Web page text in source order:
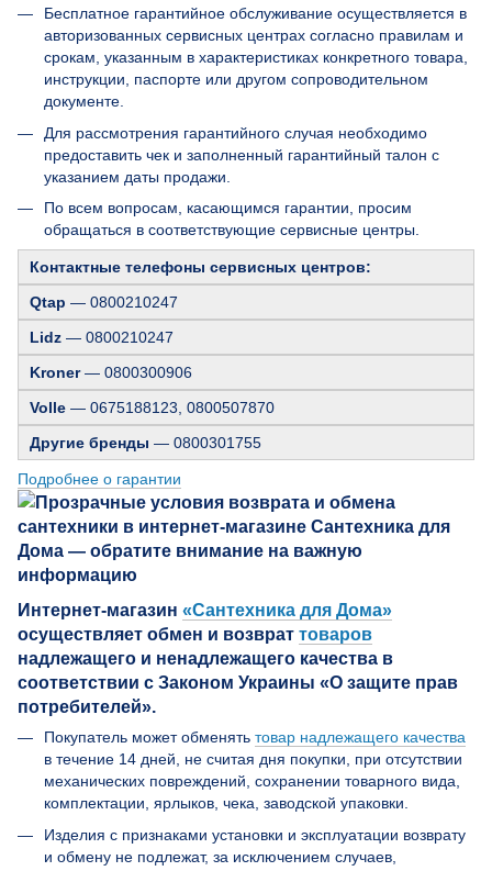
Бесплатное гарантийное обслуживание осуществляется в
авторизованных сервисных центрах согласно правилам и
срокам, указанным в характеристиках конкретного товара,
инструкции, паспорте или другом сопроводительном
документе.
Для рассмотрения гарантийного случая необходимо
предоставить чек и заполненный гарантийный талон с
указанием даты продажи.
По всем вопросам, касающимся гарантии, просим
обращаться в соответствующие сервисные центры.
Контактные телефоны сервисных центров:
Qtap — 0800210247
Lidz — 0800210247
Kroner— 0800300906
Volle — 0675188123, 0800507870
Другие бренды — 0800301755
Подробнее о гарантии
Интернет-магазин «Сантехника для Дома»
осуществляет обмен и возврат товаров
надлежащего и ненадлежащего качества в
соответствии с Законом Украины «О защите прав
потребителей».
Покупатель может обменять товар надлежащего качества
в течение 14 дней, не считая дня покупки, при отсутствии
механических повреждений, сохранении товарного вида,
комплектации, ярлыков, чека, заводской упаковки.
Изделия с признаками установки и эксплуатации возврату
и обмену не подлежат, за исключением случаев,